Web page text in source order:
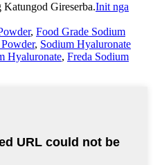
Gireserba.Init nga
, Food Grade Sodium
, Sodium Hyaluronate
Hyaluronate, Freda Sodium